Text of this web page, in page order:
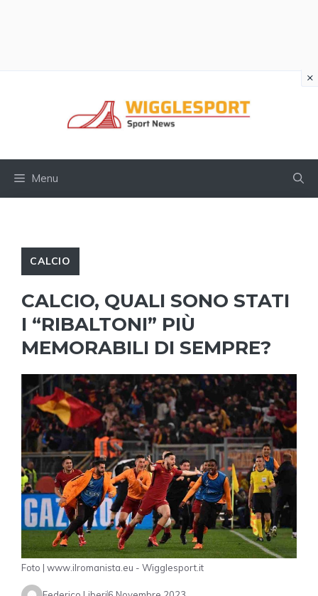
Menu
CALCIO
CALCIO, QUALI SONO STATI
I “RIBALTONI” PIÙ
MEMORABILI DI SEMPRE?
Foto | www.ilromanista.eu - Wigglesport.it
×